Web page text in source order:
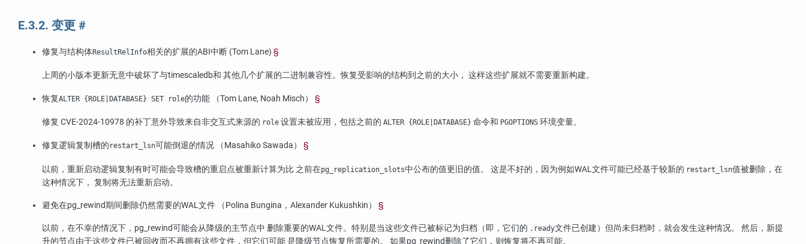
E.3.2. 变更 #
修复与结构体ResultRelInfo相关的扩展的ABI中断 (Tom Lane) §
上周的小版本更新无意中破坏了与timescaledb和 其他几个扩展的二进制兼容性。恢复受影响的结构到之前的大小， 这样这些扩展就不需要重新构建。
恢复ALTER {ROLE|DATABASE} SET role的功能 （Tom Lane, Noah Misch） §
修复 CVE-2024-10978 的补丁意外导致来自非交互式来源的 role 设置未被应用，包括之前的 ALTER {ROLE|DATABASE} 命令和 PGOPTIONS 环境变量。
修复逻辑复制槽的 restart_lsn可能倒退的情况 （Masahiko Sawada） §
以前，重新启动逻辑复制有时可能会导致槽的重启点被重新计算为比 之前在pg_replication_slots中公布的值更旧的值。 这是不好的，因为例如WAL文件可能已经基于较新的 restart_lsn值被删除，在
这种情况下， 复制将无法重新启动。
避免在pg_rewind期间删除仍然需要的WAL文件 （Polina Bungina，Alexander Kukushkin） §
以前，在不幸的情况下， pg_rewind可能会从降级的主节点中 删除重要的WAL文件。特别是当这些文件已被标记为归档（即，它们的 .ready文件已创建）但尚未归档时，就会发生这种情况。 然后，新提
升的节点由于这些文件已被回收而不再拥有这些文件，但它们可能 是降级节点恢复所需要的。 如果pg_rewind删除了它们，则恢复将不再可能。